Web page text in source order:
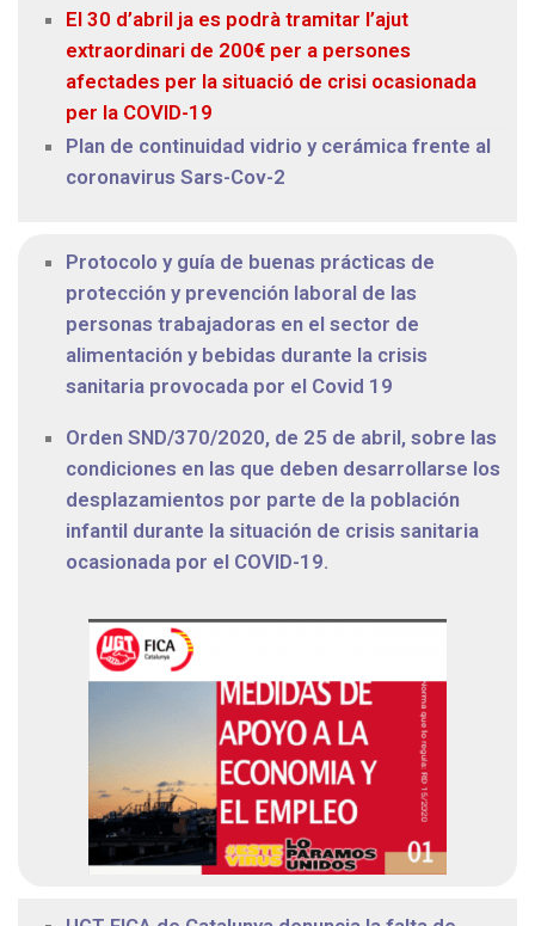
El 30 d’abril ja es podrà tramitar l’ajut
extraordinari de 200€ per a persones
afectades per la situació de crisi ocasionada
per la COVID-19
Plan de continuidad vidrio y cerámica frente al
coronavirus Sars-Cov-2
Protocolo y guía de buenas prácticas de
protección y prevención laboral de las
personas trabajadoras en el sector de
alimentación y bebidas durante la crisis
sanitaria provocada por el Covid 19
Orden SND/370/2020, de 25 de abril, sobre las
condiciones en las que deben desarrollarse los
desplazamientos por parte de la población
infantil durante la situación de crisis sanitaria
ocasionada por el COVID-19.